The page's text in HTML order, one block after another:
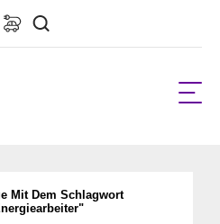
Mit Dem Schlagwort